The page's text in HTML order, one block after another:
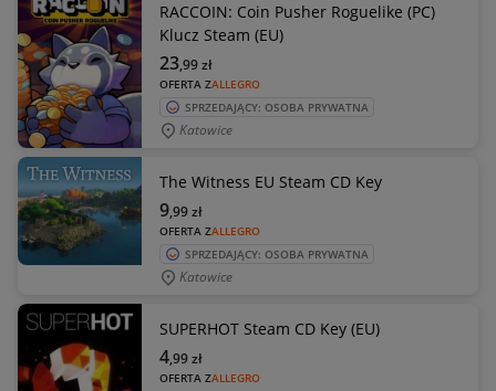
RACCOIN: Coin Pusher Roguelike (PC)
Klucz Steam (EU)
OFERTA ZALLEGRO
23,99zł
SPRZEDAJĄCY: OSOBA PRYWATNA
Katowice
The Witness EU Steam CD Key
OFERTA ZALLEGRO
9,99zł
SPRZEDAJĄCY: OSOBA PRYWATNA
Katowice
SUPERHOT Steam CD Key (EU)
OFERTA ZALLEGRO
4,99zł